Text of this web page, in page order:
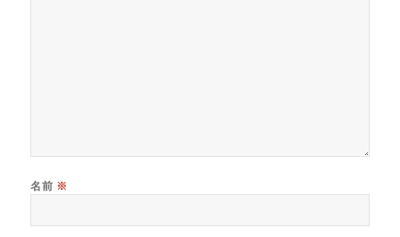
名前 ※